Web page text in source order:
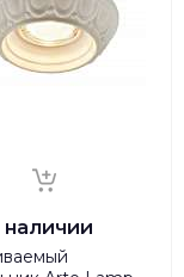
наличии